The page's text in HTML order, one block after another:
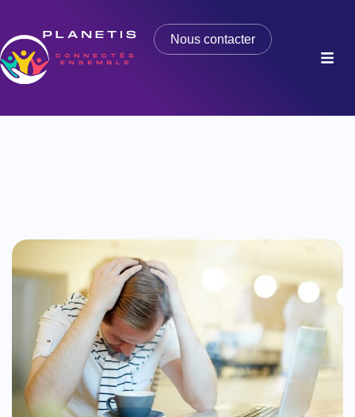
Nous contacter